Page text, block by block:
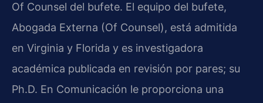
Of Counsel del bufete. El equipo del bufete,
Abogada Externa (Of Counsel), está admitida
en Virginia y Florida y es investigadora
académica publicada en revisión por pares; su
Ph.D. En Comunicación le proporciona una